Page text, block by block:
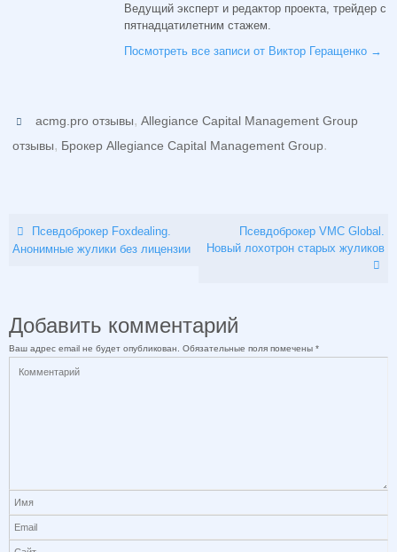
Ведущий эксперт и редактор проекта, трейдер с
пятнадцатилетним стажем.
Посмотреть все записи от Виктор Геращенко →
acmg.pro отзывы,Allegiance Capital Management Group
отзывы, Брокер Allegiance Capital Management Group.
Псевдоброкер Foxdealing.
Анонимные жулики без лицензии
Псевдоброкер VMC Global.
Новый лохотрон старых жуликов
Добавить комментарий
Ваш адрес email не будет опубликован. Обязательные поля помечены *